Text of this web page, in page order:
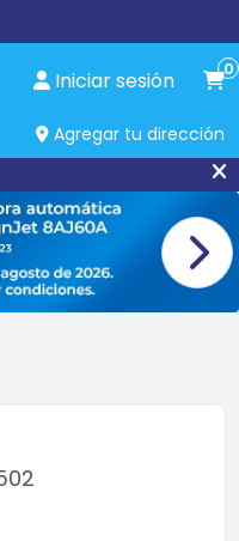
Iniciar sesión 0
Agregar tu dirección